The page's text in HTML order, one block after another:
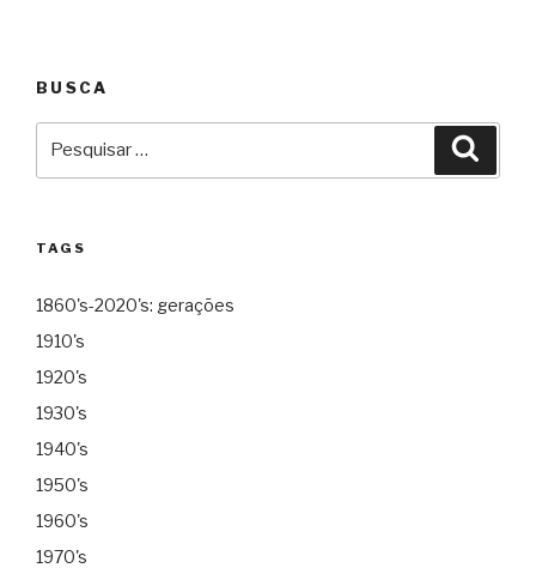
BUSCA
TAGS
1860's-2020's: gerações
1910's
1920's
1930's
1940's
1950's
1960's
1970's